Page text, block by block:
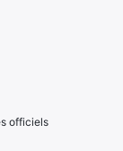
officiels